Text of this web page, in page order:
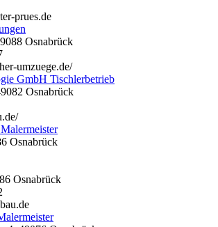
prues.de
Osnabrück
umzuege.de/
GmbH Tischlerbetrieb
Osnabrück
Osnabrück
Osnabrück